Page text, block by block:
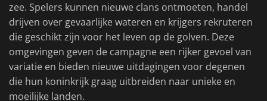
zee. Spelers kunnen nieuwe clans ontmoeten, handel
drijven over gevaarlijke wateren en krijgers rekruteren
die geschikt zijn voor het leven op de golven. Deze
omgevingen geven de campagne een rijker gevoel van
variatie en bieden nieuwe uitdagingen voor degenen
die hun koninkrijk graag uitbreiden naar unieke en
moeilijke landen.